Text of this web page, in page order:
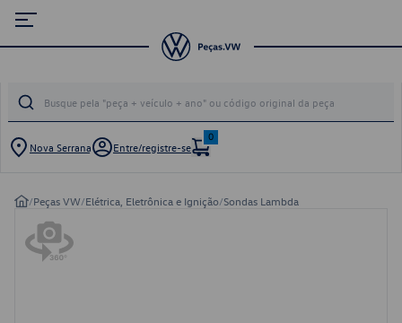
Nova Serrana Entre/registre-se
0
/Peças VW/Elétrica, Eletrônica e Ignição/Sondas Lambda